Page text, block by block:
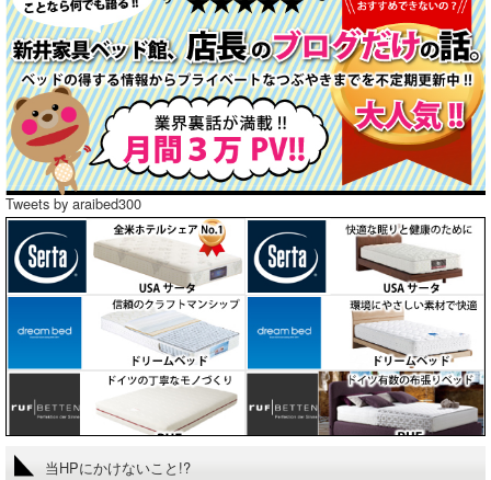
Tweets by araibed300
当HPにかけないこと!?